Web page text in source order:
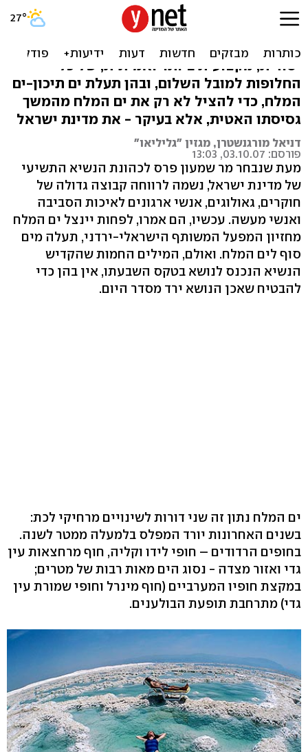
ים המלח לאן?
אין להסתפק בהתלהבות כתחליף לבחינה
יסודית, מקצועית ביותר ואמיתית, של כל
החלופות למובל השלום, ובהן תעלת ים תיכון-ים
המלח, כדי להציל לא רק את ים המלח מהמשך
גסיסתו האטית, אלא בעיקר - את מדינת ישראל
דניאל מורגנשטרן, מגזין "גליליאו"
פורסם: 03.10.07, 13:03
מעת שנבחר מר שמעון פרס לכהונת הנשיא התשיעי
של מדינת ישראל, נשמה לרווחה קבוצה גדולה של
חוקרים, גאולוגים, אנשי ארגונים לאיכות הסביבה
ואנשי מעשה. עכשיו, הם אמרו, לפחות יינצל ים המלח
מחזיון המפעל המשותף הישראלי-ירדני, תעלה מים
סוף לים המלח. ואולם, המילים החמות שהקדיש
הנשיא הנכנס לנושא בטקס השבעתו, אין בהן כדי
להבטיח שאכן הנושא ירד מסדר היום.
ים המלח נתון זה שני דורות לשינויים מרחיקי לכת:
בשנים האחרונות יורד המפלס בלמעלה ממטר לשנה.
בחופים הרדודים – חופי לידו וקליה, חוף מרחצאות עין
גדי ואזור מצדה - נסוג הים מאות רבות של מטרים;
במקצת חופיו המערביים (חוף מינרל וחופי שמורת עין
גדי) מתרחבת תופעת הבולענים.